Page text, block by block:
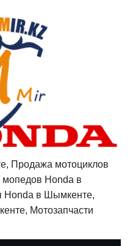
Продажа мотоциклов
Honda в
Honda в Шымкенте,
Мотозапчасти